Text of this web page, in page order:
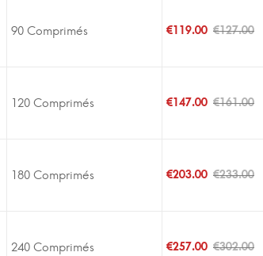
90 Comprimés €127.00
€119.00
120 Comprimés €161.00
€147.00
180 Comprimés €233.00
€203.00
240 Comprimés €302.00
€257.00